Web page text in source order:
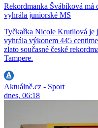
Rekordmanka Švábíková
vyhrála juniorské MS
Tyčkařka Nicole Krutilová je
vyhrála výkonem 445
zlato současné české
Tampere.
Aktuálně.cz - Sport
dnes, 06:18